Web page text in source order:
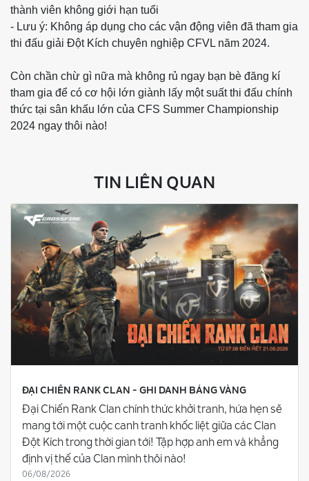
thành viên không giới hạn tuổi
- Lưu ý: Không áp dụng cho các vận động viên đã tham gia
thi đấu giải Đột Kích chuyên nghiệp CFVL năm 2024.
Còn chần chừ gì nữa mà không rủ ngay bạn bè đăng kí
tham gia để có cơ hội lớn giành lấy một suất thi đấu chính
thức tại sân khấu lớn của CFS Summer Championship
2024 ngay thôi nào!
TIN LIÊN QUAN
ĐẠI CHIẾN RANK CLAN - GHI DANH BẢNG VÀNG
Đại Chiến Rank Clan chính thức khởi tranh, hứa hẹn sẽ
mang tới một cuộc canh tranh khốc liệt giữa các Clan
Đột Kích trong thời gian tới! Tập hợp anh em và khẳng
định vị thế của Clan mình thôi nào!
06/08/2026